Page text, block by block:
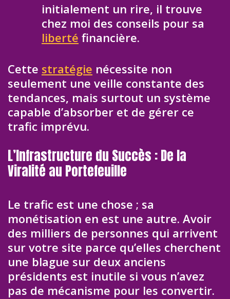
initialement un rire, il trouve
chez moi des conseils pour sa
liberté financière.
Cette stratégie nécessite non
seulement une veille constante des
tendances, mais surtout un système
capable d’absorber et de gérer ce
trafic imprévu.
L’Infrastructure du Succès : De la
Viralité au Portefeuille
Le trafic est une chose ; sa
monétisation en est une autre. Avoir
des milliers de personnes qui arrivent
sur votre site parce qu’elles cherchent
une blague sur deux anciens
présidents est inutile si vous n’avez
pas de mécanisme pour les convertir.